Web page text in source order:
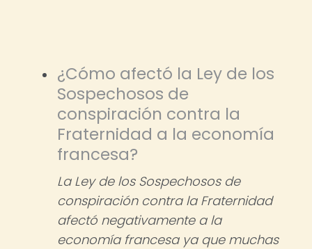
¿Cómo afectó la Ley de los
Sospechosos de
conspiración contra la
Fraternidad a la economía
francesa?
La Ley de los Sospechosos de
conspiración contra la Fraternidad
afectó negativamente a la
economía francesa ya que muchas